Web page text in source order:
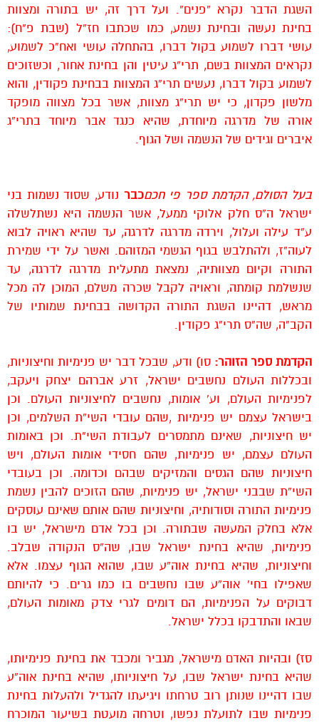
השגת הדבר נקרא “פנים”. ועל דרך זה, יש בתורה ומצוות
בחינת נעשה ובחינת נשמע, כמו שכתבו חז”ל (שבת פ”ח):
עושי דברו לשמוע בקול דברו, בהתחלה עושי ואח”כ לשמוע,
נקראים המצוות בשם, תרי”ג עיטין והן בחינת אחור, וכשזוכים
לשמוע בקול דברו, נעשים תרי”ג המצוות בבחינת פקודין, והוא
מלשון פקדון, כי יש תרי”ג מצוות, אשר בכל מצווה מופקד
אורה של מדרגה מיוחדת, שהיא כנגד אבר מיוחד בתרי”ג
איברים וגידים של הנשמה ושל הגוף.
בעל הסולם, הקדמת ספר פי חכםכבר נודע, שסוד נשמות בני
ישראל ה”ס חלק אלוקי ממעל, אשר הנשמה היא נשתלשלה
ע”ד עילה ועלול, וירדה מדרגה לדרגה, עד שהיא ראויה לבוא
לעוה”ז, ולהתלבש בגוף הגשמי המזוהם. ואשר על ידי שמירת
התורה וקיום מצוותיה, נמצאת מתעלית מדרגה לדרגה, עד
שנשלמת קומתה, וראויה לקבל שכרה משלם, המוכן לה מכל
מראש, דהיינו השגת התורה הקדושה בבחינת שמותיו של
הקב”ה, שה”ס תרי”ג פקודין.
הקדמת ספר הזוהר: סו) ודע, שבכל דבר יש פנימיות וחיצוניות,
ובכללות העולם נחשבים ישראל, זרע אברהם יצחק ויעקב,
לפנימיות העולם, וע’ אומות, נחשבים לחיצוניות העולם. וכן
בישראל עצמם יש פנימיות ,שהם עובדי השי”ת השלמים, וכן
יש חיצוניות, שאינם מתמסרים לעבודת השי”ת. וכן באומות
העולם עצמם, יש פנימיות, שהם חסידי אומות העולם, ויש
חיצוניות שהם הגסים והמזיקים שבהם וכדומה. וכן בעובדי
השי”ת שבבני ישראל, יש פנימיות, שהם הזוכים להבין נשמת
פנימיות התורה וסודותיה, וחיצוניות שהם אותם שאינם עוסקים
אלא בחלק המעשה שבתורה. וכן בכל אדם מישראל, יש בו
פנימיות, שהיא בחינת ישראל שבו, שה”ס הנקודה שבלב.
וחיצוניות, שהיא בחינת אוה”ע שבו, שהוא הגוף עצמו. אלא
שאפילו בחי’ אוה”ע שבו נחשבים בו כמו גרים. כי להיותם
דבוקים על הפנימיות, הם דומים לגרי צדק מאומות העולם,
שבאו והתדבקו בכלל ישראל.
סז) ובהיות האדם מישראל, מגביר ומכבד את בחינת פנימיותו,
שהיא בחינת ישראל שבו, על חיצוניותו, שהיא בחינת אוה”ע
שבו דהיינו שנותן רוב טרחתו ויגיעתו להגדיל ולהעלות בחינת
פנימיות שבו לתועלת נפשו, וטרחה מועטת בשיעור המוכרח